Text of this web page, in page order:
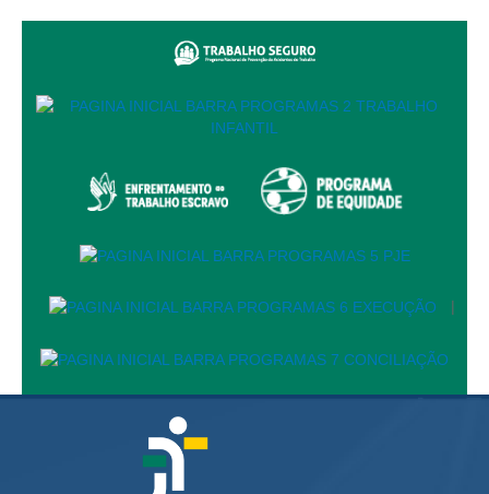
Responsabilidade Socioambiental
Comissão Permanente de Acessibilidade e Inclusão
Programa Trabalho Seguro
Coordenadoria de Saúde
Atermação On-line - Interior de Roraima
Agendamento de Reclamação Verbal
|